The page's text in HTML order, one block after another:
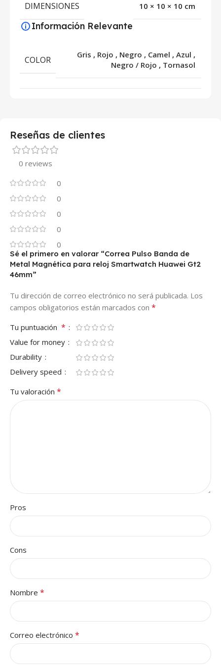
DIMENSIONES 10 × 10 × 10 cm
Información Relevante
COLOR Gris , Rojo , Negro , Camel , Azul ,
Negro / Rojo , Tornasol
Reseñas de clientes
0 reviews
0
0
0
0
0
Sé el primero en valorar “Correa Pulso Banda de
Metal Magnética para reloj Smartwatch Huawei Gt2
46mm”
Tu dirección de correo electrónico no será publicada. Los
campos obligatorios están marcados con *
Tu puntuación *
Value for money
Durability
Delivery speed
Tu valoración *
Pros
Cons
Nombre *
Correo electrónico *